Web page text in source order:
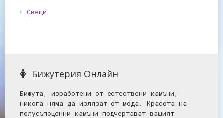
Свещи
Бижутерия Онлайн
Бижута, изработени от естествени камъни,
никога няма да излязат от мода. Красота на
полусъпоценни камъни подчертават вашият